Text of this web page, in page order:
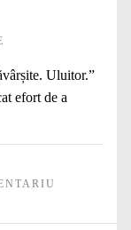
Uluitor.”
efort de a